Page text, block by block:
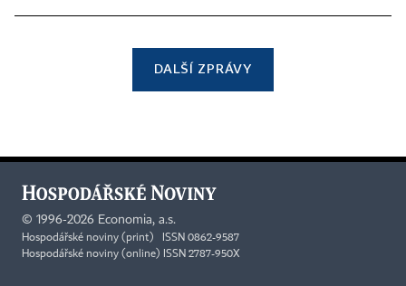
DALŠÍ ZPRÁVY
© 1996-2026 Economia, a.s.
Hospodářské noviny (print) ISSN 0862-9587
Hospodářské noviny (online) ISSN 2787-950X